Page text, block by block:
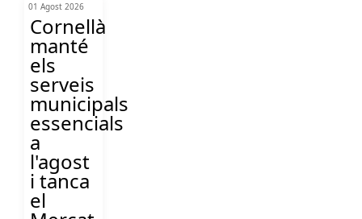
01 Agost 2026
Cornellà
manté
els
serveis
municipals
essencials
a
l'agost
i tanca
el